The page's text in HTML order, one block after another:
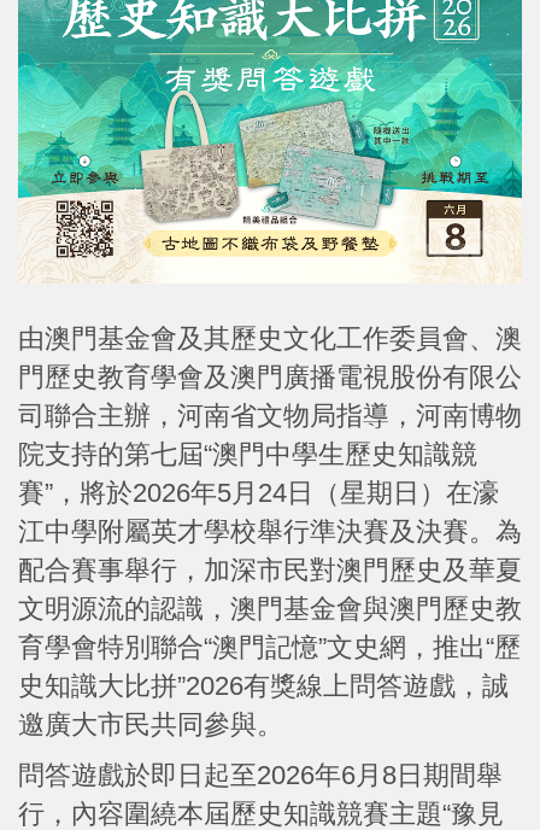
由澳門基金會及其歷史文化工作委員會、澳
門歷史教育學會及澳門廣播電視股份有限公
司聯合主辦，河南省文物局指導，河南博物
院支持的第七屆“澳門中學生歷史知識競
賽”，將於2026年5月24日（星期日）在濠
江中學附屬英才學校舉行準決賽及決賽。為
配合賽事舉行，加深市民對澳門歷史及華夏
文明源流的認識，澳門基金會與澳門歷史教
育學會特別聯合“澳門記憶”文史網，推出“歷
史知識大比拼”2026有獎線上問答遊戲，誠
邀廣大市民共同參與。
問答遊戲於即日起至2026年6月8日期間舉
行，內容圍繞本屆歷史知識競賽主題“豫見